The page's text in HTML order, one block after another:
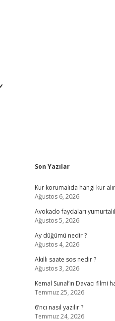
Sidebar
Son Yazılar
Kur korumalıda hangi kur
Ağustos 6, 2026
Avokado faydaları
Ağustos 5, 2026
Ay düğümü nedir ?
Ağustos 4, 2026
Akıllı saate sos nedir ?
Ağustos 3, 2026
Kemal Sunal’ın Davacı filmi
Temmuz 25, 2026
6’ncı nasıl yazılır ?
Temmuz 24, 2026
betcivdcasino giriş